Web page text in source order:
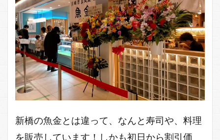
新橋の魚金とは違って、なんと寿司や、料理
を販売しています！しかも初日から割引価